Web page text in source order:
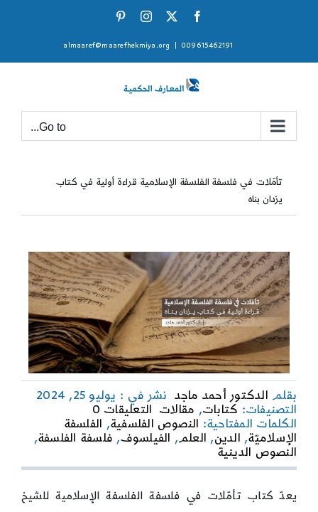
Facebook
X
Instagram
009615462191
almaaref@maarefhekmiya.org
Go to...
تأمّلات في فلسفة الفلسفة الإسلامية قراءة أولية في كتاب
يزدان بناه
بقلم الدكتور أحمد ماجد نشر في : يوليو 25, 2024
التصنيفات: كتابات, مقالات التعليقات 0
تأمّلات
في
الفلسفة
قراءة
الكلمات المفتاحية: النصوص الفلسفية, الفلسفة
الإسلاميّة, الدين, العلم, الفيلسوف, فلسفة الفلسفة,
النصوص الدينية
يعدّ كتاب تأمّلات في فلسفة الفلسفة الإسلامية للشيخ